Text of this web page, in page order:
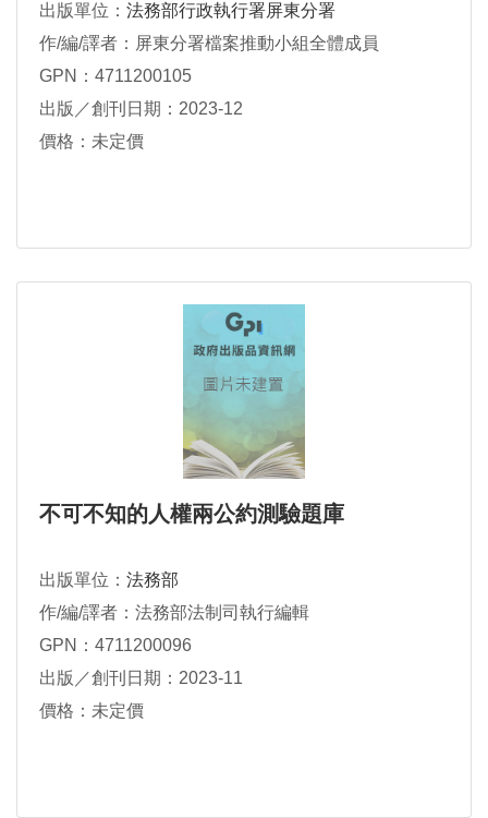
出版單位： 法務部行政執行署屏東分署
作/編/譯者：屏東分署檔案推動小組全體成員
GPN：4711200105
出版／創刊日期：2023-12
價格：未定價
不可不知的人權兩公約測驗題庫
出版單位： 法務部
作/編/譯者：法務部法制司執行編輯
GPN：4711200096
出版／創刊日期：2023-11
價格：未定價